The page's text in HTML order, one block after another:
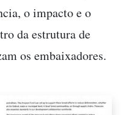
o impacto e o
da estrutura de
os embaixadores.